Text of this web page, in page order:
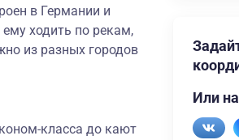
в Германии и
ходить по рекам,
из разных городов
класса до кают
Или